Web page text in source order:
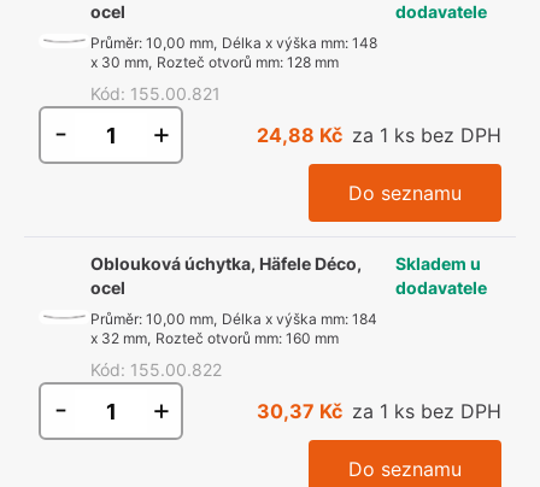
ocel
Průměr: 10,00 mm, Délka x výška mm: 148
x 30 mm, Rozteč otvorů mm: 128 mm
Kód: 155.00.821
dodavatele
- + 24,88 Kč za 1 ks bez DPH
Do seznamu
Oblouková úchytka, Häfele Déco,
ocel
Průměr: 10,00 mm, Délka x výška mm: 184
x 32 mm, Rozteč otvorů mm: 160 mm
Kód: 155.00.822
Skladem u
dodavatele
- + 30,37 Kč za 1 ks bez DPH
Do seznamu